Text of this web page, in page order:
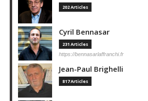
202 Articles
Cyril Bennasar
231 Articles
https://bennasarlaffranchi.fr
Jean-Paul Brighelli
817 Articles